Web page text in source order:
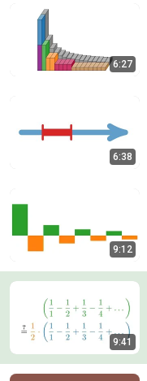
Comments are turned
Reihen in SymPy
Weitz / HAW Hamburg
6:27
6:38
9:12
9:41